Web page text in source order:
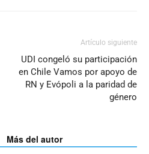
Artículo siguiente
UDI congeló su participación
en Chile Vamos por apoyo de
RN y Evópoli a la paridad de
género
Más del autor